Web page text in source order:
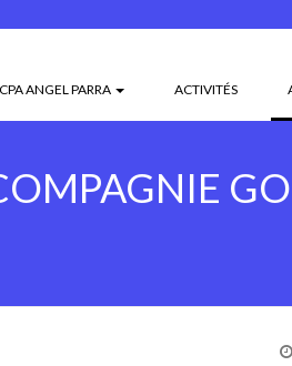
CPA ANGEL PARRA ACTIVITÉS